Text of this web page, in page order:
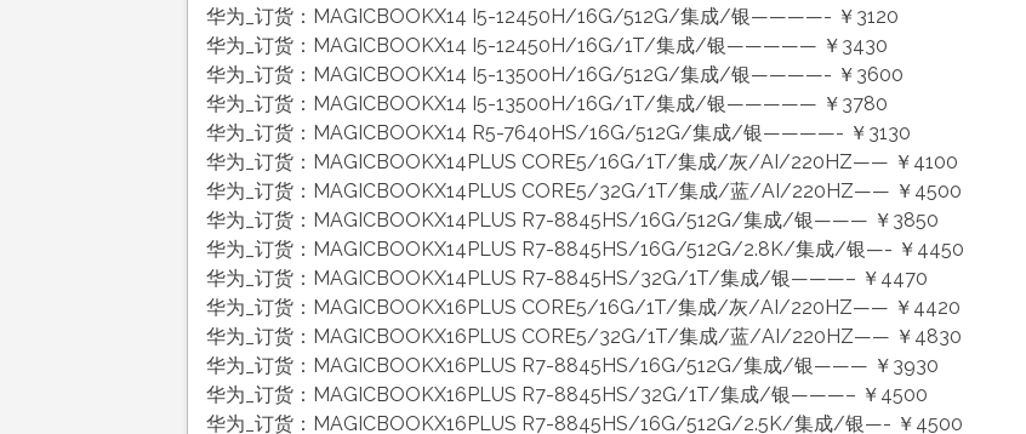
华为_订货：MAGICBOOKX14 I5-12450H/16G/512G/集成/银————- ￥3120
华为_订货：MAGICBOOKX14 I5-12450H/16G/1T/集成/银————— ￥3430
华为_订货：MAGICBOOKX14 I5-13500H/16G/512G/集成/银————- ￥3600
华为_订货：MAGICBOOKX14 I5-13500H/16G/1T/集成/银————— ￥3780
华为_订货：MAGICBOOKX14 R5-7640HS/16G/512G/集成/银————- ￥3130
华为_订货：MAGICBOOKX14PLUS CORE5/16G/1T/集成/灰/AI/220HZ—— ￥4100
华为_订货：MAGICBOOKX14PLUS CORE5/32G/1T/集成/蓝/AI/220HZ—— ￥4500
华为_订货：MAGICBOOKX14PLUS R7-8845HS/16G/512G/集成/银——— ￥3850
华为_订货：MAGICBOOKX14PLUS R7-8845HS/16G/512G/2.8K/集成/银—- ￥4450
华为_订货：MAGICBOOKX14PLUS R7-8845HS/32G/1T/集成/银———– ￥4470
华为_订货：MAGICBOOKX16PLUS CORE5/16G/1T/集成/灰/AI/220HZ—— ￥4420
华为_订货：MAGICBOOKX16PLUS CORE5/32G/1T/集成/蓝/AI/220HZ—— ￥4830
华为_订货：MAGICBOOKX16PLUS R7-8845HS/16G/512G/集成/银——— ￥3930
华为_订货：MAGICBOOKX16PLUS R7-8845HS/32G/1T/集成/银———– ￥4500
华为_订货：MAGICBOOKX16PLUS R7-8845HS/16G/512G/2.5K/集成/银—- ￥4500